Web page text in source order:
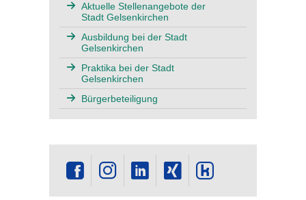
Aktuelle Stellenangebote der
Stadt Gelsenkirchen
Ausbildung bei der Stadt
Gelsenkirchen
Praktika bei der Stadt
Gelsenkirchen
Bürgerbeteiligung